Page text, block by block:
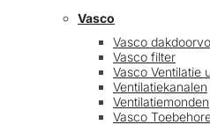
Vasco
Vasco
Vasco filter
Vasco Ventilatie
Ventilatiekanalen
Ventilatiemonden
Vasco